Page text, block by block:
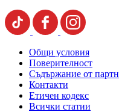
Общи условия
Поверителност
Съдържание от
Контакти
Етичен кодекс
Всички статии